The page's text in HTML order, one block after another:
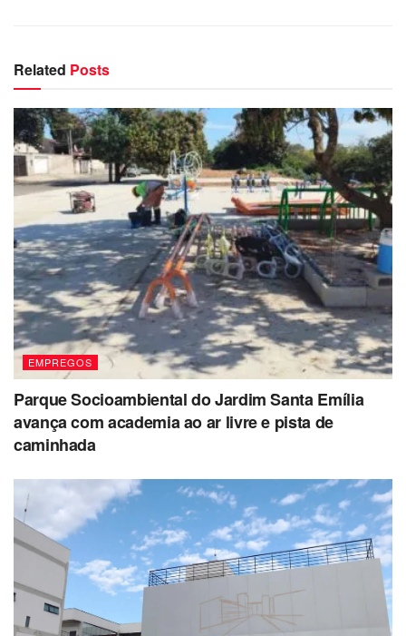
Related Posts
EMPREGOS
Parque Socioambiental do Jardim Santa Emília
avança com academia ao ar livre e pista de
caminhada